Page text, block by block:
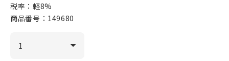
税率：軽8%
商品番号： 149680